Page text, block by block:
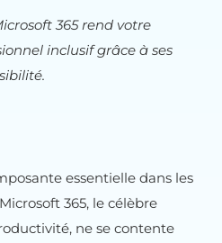
365 rend votre
inclusif grâce à ses
essentielle dans les
365, le célèbre
ne se contente